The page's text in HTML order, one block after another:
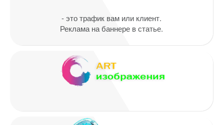
- это трафик вам или клиент.
Реклама на баннере в статье.